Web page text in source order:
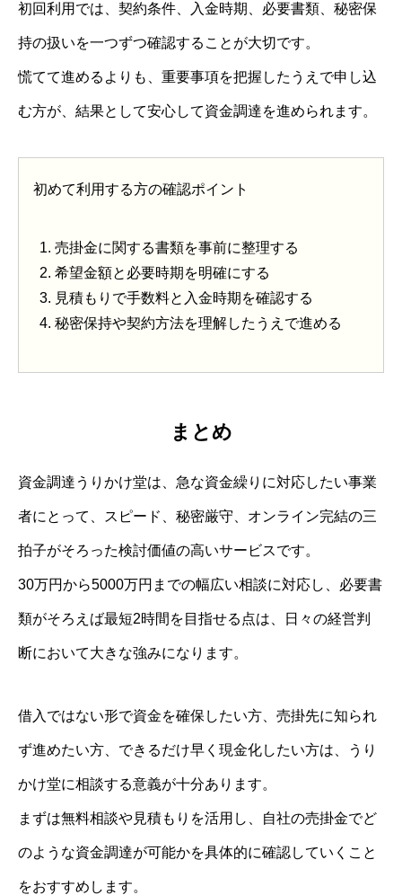
初回利用では、契約条件、入金時期、必要書類、秘密保
持の扱いを一つずつ確認することが大切です。
慌てて進めるよりも、重要事項を把握したうえで申し込
む方が、結果として安心して資金調達を進められます。
初めて利用する方の確認ポイント
売掛金に関する書類を事前に整理する
希望金額と必要時期を明確にする
見積もりで手数料と入金時期を確認する
秘密保持や契約方法を理解したうえで進める
まとめ
資金調達うりかけ堂は、急な資金繰りに対応したい事業
者にとって、スピード、秘密厳守、オンライン完結の三
拍子がそろった検討価値の高いサービスです。
30万円から5000万円までの幅広い相談に対応し、必要書
類がそろえば最短2時間を目指せる点は、日々の経営判
断において大きな強みになります。
借入ではない形で資金を確保したい方、売掛先に知られ
ず進めたい方、できるだけ早く現金化したい方は、うり
かけ堂に相談する意義が十分あります。
まずは無料相談や見積もりを活用し、自社の売掛金でど
のような資金調達が可能かを具体的に確認していくこと
をおすすめします。